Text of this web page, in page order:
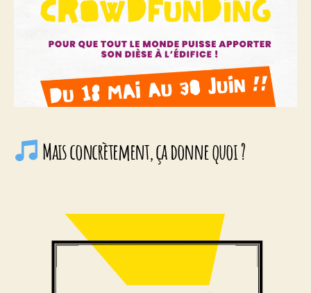
Mais concrètement, ça donne quoi ?